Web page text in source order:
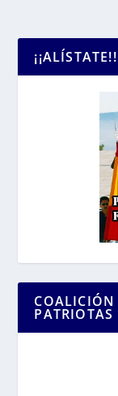
¡¡ALÍSTATE!!
PATRIOTAS